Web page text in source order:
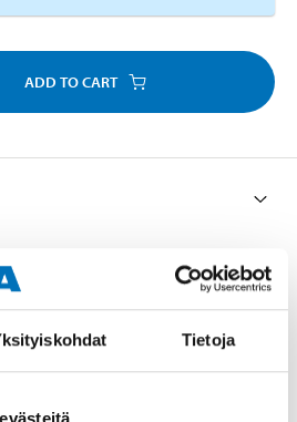
Tietoja
ADD TO CART
Ø 25 mm. Flag not included.